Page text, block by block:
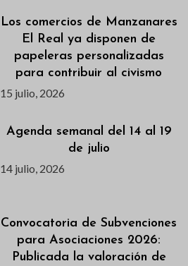
Los comercios de Manzanares
El Real ya disponen de
papeleras personalizadas
para contribuir al civismo
15 julio, 2026
Agenda semanal del 14 al 19
de julio
14 julio, 2026
Convocatoria de Subvenciones
para Asociaciones 2026:
Publicada la valoración de